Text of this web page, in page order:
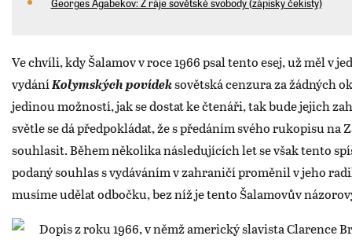
Ve chvíli, kdy Šalamov v roce 1966 psal tento esej, už měl v
vydáníKolymských povídeksovětská cenzura za žádných
jedinou možností, jak se dostat ke čtenáři, tak bude jejich
světle se dá předpokládat, že s předáním svého rukopisu na
souhlasit. Během několika následujících let se však tento
podaný souhlas s vydáváním v zahraničí proměnil v jeho
musíme udělat odbočku, bez níž je tento Šalamovův